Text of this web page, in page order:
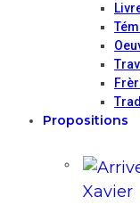
Propositions